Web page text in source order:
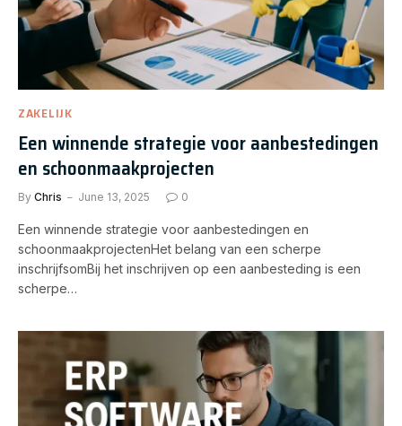
ZAKELIJK
Een winnende strategie voor aanbestedingen
en schoonmaakprojecten
By Chris June 13, 2025 0
Een winnende strategie voor aanbestedingen en
schoonmaakprojectenHet belang van een scherpe
inschrijfsomBij het inschrijven op een aanbesteding is een
scherpe…